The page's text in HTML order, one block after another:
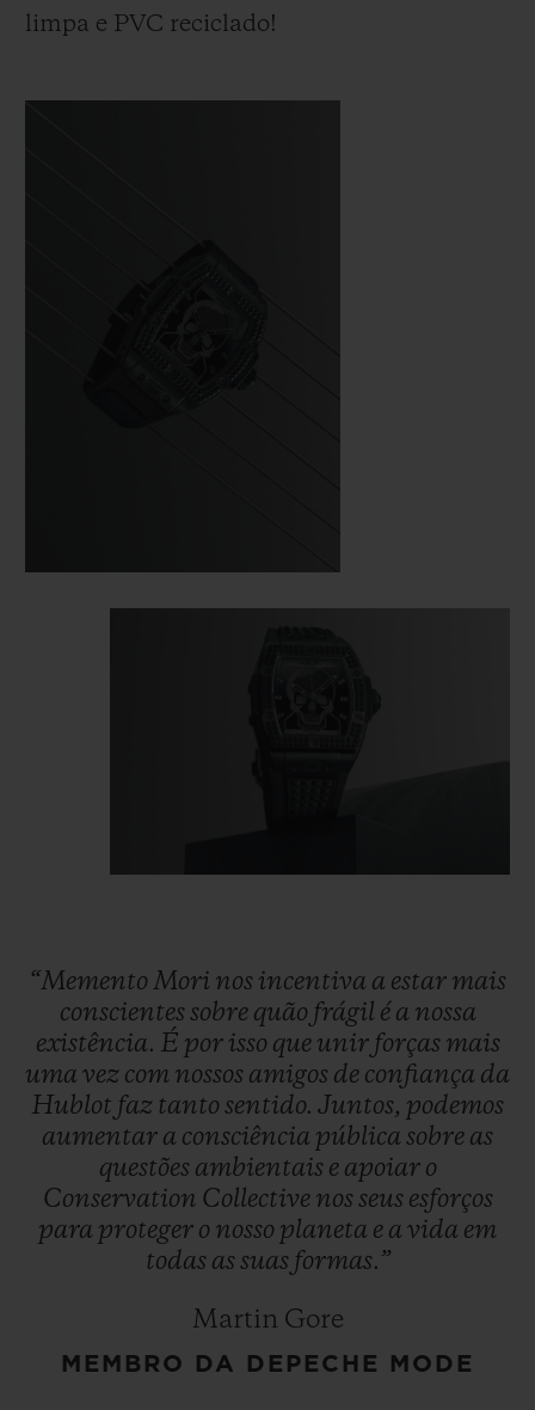
limpa e PVC reciclado!
“Memento Mori nos incentiva a estar mais
conscientessobre quão frágil é a nossa
existência. É por isso que unir forças mais
uma vez com nossos amigos de confiança da
Hublot faz tanto sentido. Juntos, podemos
aumentar a consciência pública sobre as
questões ambientais e apoiar o
Conservation Collective nosseus esforços
para proteger o nosso planeta e a vida em
todas assuas formas.”
Martin Gore
MEMBRO DA DEPECHE MODE